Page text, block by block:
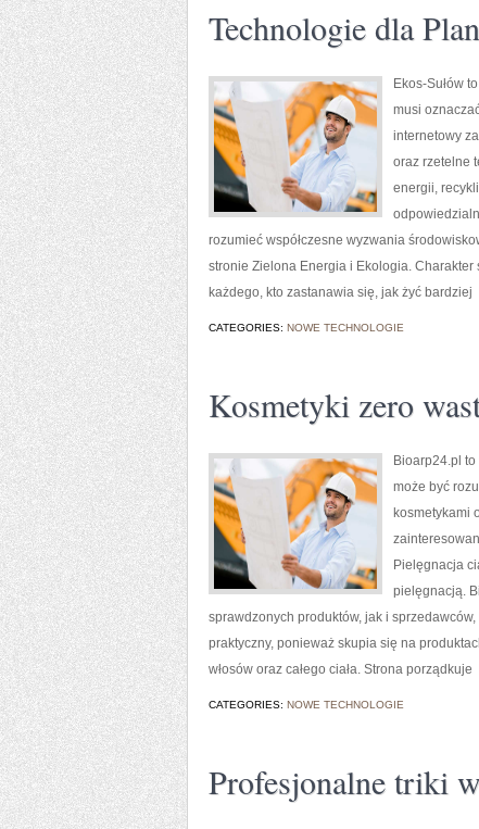
Technologie dla
Ekos-Sułów
musi
internetowy
oraz rzetelne
energii,
rozumieć współczesne wyzwania
stronie Zielona Energia i Ekologia.
każdego, kto zastanawia się, jak żyć bardziej
CATEGORIES: NOWE TECHNOLOGIE
Kosmetyki zero
Bioarp24.pl
może być
kosmetykami
Pielęgnacja
pielęgnacją.
sprawdzonych produktów, jak i
praktyczny, ponieważ skupia się na
włosów oraz całego ciała. Strona porządkuje
CATEGORIES: NOWE TECHNOLOGIE
Profesjonalne triki